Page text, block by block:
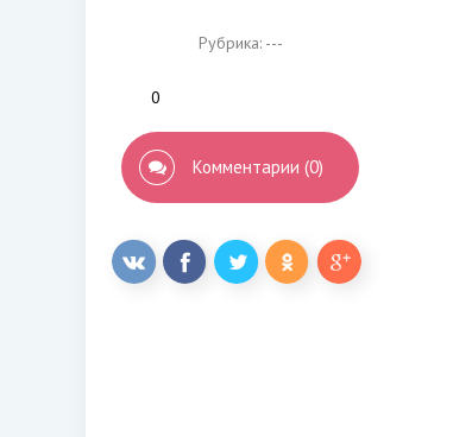
Рубрика: ---
0
Комментарии (0)